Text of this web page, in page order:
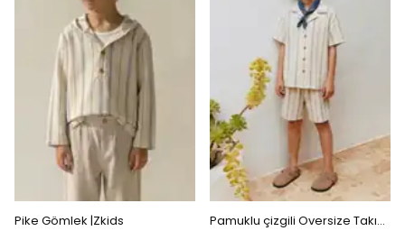
Pike Gömlek |Zkids Pamuklu çizgili Oversize Takım Zkids